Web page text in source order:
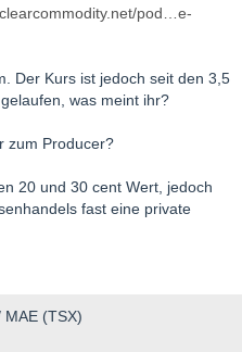
pod…e-
Der Kurs ist jedoch seit den 3,5
was meint ihr?
zum Producer?
20 und 30 cent Wert, jedoch
fast eine private
(TSX)